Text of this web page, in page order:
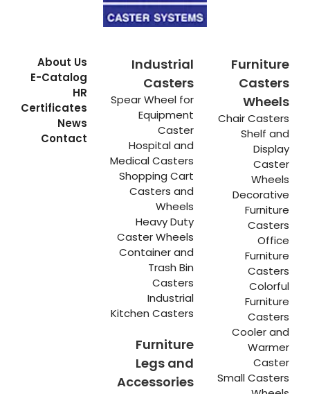
Furniture
Casters
Wheels
Chair Casters
Shelf and
Display
Caster
Wheels
Decorative
Furniture
Casters
Office
Furniture
Casters
Colorful
Furniture
Casters
Cooler and
Warmer
Caster
Small Casters
Industrial
Casters
Spear Wheel for
Equipment
Caster
Hospital and
Medical Casters
Shopping Cart
Casters and
Wheels
Heavy Duty
Caster Wheels
Container and
Trash Bin
Casters
Industrial
Kitchen Casters
Furniture
Legs and
Accessories
About Us
E-Catalog
HR
Certificates
News
Contact